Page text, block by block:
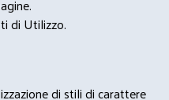
di Utilizzo.
di stili di carattere